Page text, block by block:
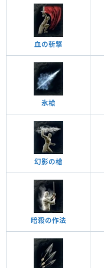
血の斬撃
氷槍
幻影の槍
暗殺の作法